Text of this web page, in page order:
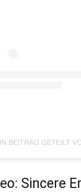
BEITRAG GETEILT
Sincere